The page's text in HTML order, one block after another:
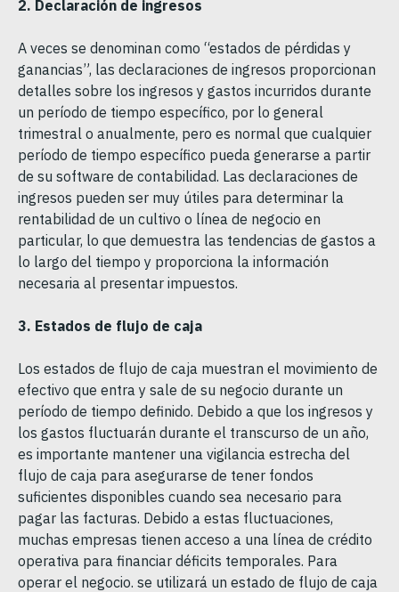
2. Declaración de ingresos
A veces se denominan como “estados de pérdidas y
ganancias”, las declaraciones de ingresos proporcionan
detalles sobre los ingresos y gastos incurridos durante
un período de tiempo específico, por lo general
trimestral o anualmente, pero es normal que cualquier
período de tiempo específico pueda generarse a partir
de su software de contabilidad. Las declaraciones de
ingresos pueden ser muy útiles para determinar la
rentabilidad de un cultivo o línea de negocio en
particular, lo que demuestra las tendencias de gastos a
lo largo del tiempo y proporciona la información
necesaria al presentar impuestos.
3. Estados de flujo de caja
Los estados de flujo de caja muestran el movimiento de
efectivo que entra y sale de su negocio durante un
período de tiempo definido. Debido a que los ingresos y
los gastos fluctuarán durante el transcurso de un año,
es importante mantener una vigilancia estrecha del
flujo de caja para asegurarse de tener fondos
suficientes disponibles cuando sea necesario para
pagar las facturas. Debido a estas fluctuaciones,
muchas empresas tienen acceso a una línea de crédito
operativa para financiar déficits temporales. Para
operar el negocio. se utilizará un estado de flujo de caja